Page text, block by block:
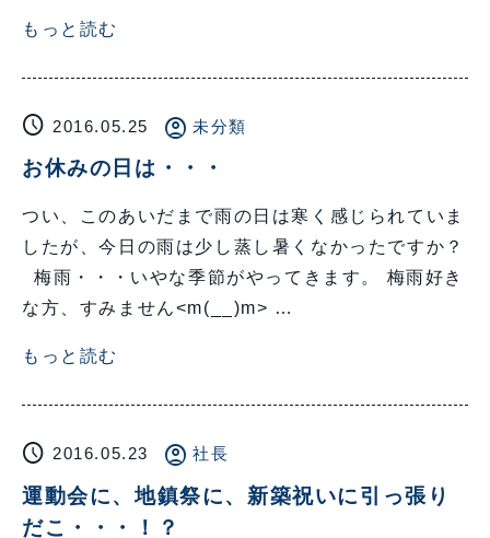
もっと読む
schedule 2016.05.25 account_circle 未分類
お休みの日は・・・
つい、このあいだまで雨の日は寒く感じられていま
したが、今日の雨は少し蒸し暑くなかったですか？
梅雨・・・いやな季節がやってきます。 梅雨好き
な方、すみません<m(__)m> …
もっと読む
schedule 2016.05.23 account_circle 社長
運動会に、地鎮祭に、新築祝いに引っ張り
だこ・・・！？